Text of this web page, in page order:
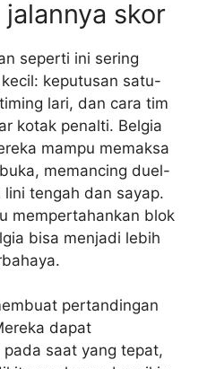
skor
seperti ini sering
keputusan satu-
lari, dan cara tim
kotak penalti. Belgia
mampu memaksa
memancing duel-
tengah dan sayap.
mempertahankan blok
bisa menjadi lebih
pertandingan
dapat
saat yang tepat,